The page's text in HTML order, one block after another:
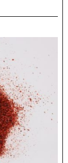
정구슬
매실바다
120g, 곽석주